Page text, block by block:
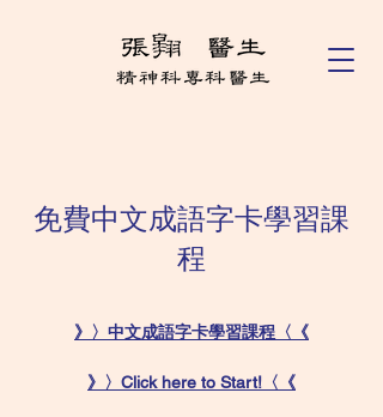
免費中文成語字卡學習課
程
》〉中文成語字卡學習課程〈《
》〉Click here to Start!〈《